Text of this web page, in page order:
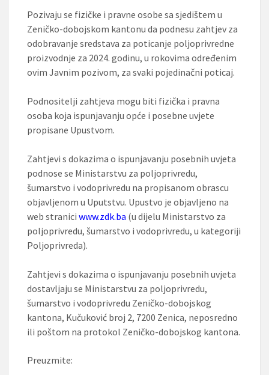
Pozivaju se fizičke i pravne osobe sa sjedištem u
Zeničko-dobojskom kantonu da podnesu zahtjev za
odobravanje sredstava za poticanje poljoprivredne
proizvodnje za 2024. godinu, u rokovima određenim
ovim Javnim pozivom, za svaki pojedinačni poticaj.
Podnositelji zahtjeva mogu biti fizička i pravna
osoba koja ispunjavanju opće i posebne uvjete
propisane Upustvom.
Zahtjevi s dokazima o ispunjavanju posebnih uvjeta
podnose se Ministarstvu za poljoprivredu,
šumarstvo i vodoprivredu na propisanom obrascu
objavljenom u Uputstvu. Upustvo je objavljeno na
web stranici www.zdk.ba (u dijelu Ministarstvo za
poljoprivredu, šumarstvo i vodoprivredu, u kategoriji
Poljoprivreda).
Zahtjevi s dokazima o ispunjavanju posebnih uvjeta
dostavljaju se Ministarstvu za poljoprivredu,
šumarstvo i vodoprivredu Zeničko-dobojskog
kantona, Kučuković broj 2, 7200 Zenica, neposredno
ili poštom na protokol Zeničko-dobojskog kantona.
Preuzmite: